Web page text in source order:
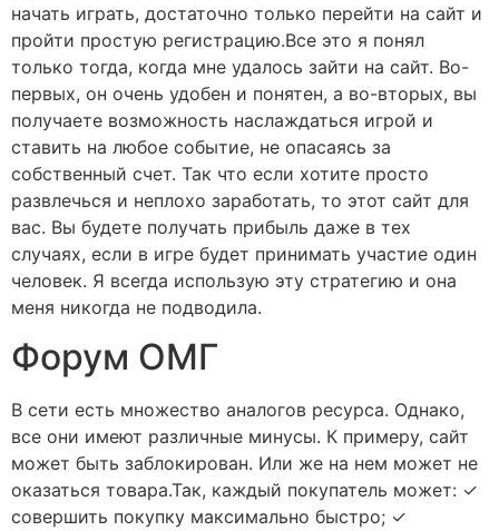
начать играть, достаточно только перейти на сайт и
пройти простую регистрацию.Все это я понял
только тогда, когда мне удалось зайти на сайт. Во-
первых, он очень удобен и понятен, а во-вторых, вы
получаете возможность наслаждаться игрой и
ставить на любое событие, не опасаясь за
собственный счет. Так что если хотите просто
развлечься и неплохо заработать, то этот сайт для
вас. Вы будете получать прибыль даже в тех
случаях, если в игре будет принимать участие один
человек. Я всегда использую эту стратегию и она
меня никогда не подводила.
Форум ОМГ
В сети есть множество аналогов ресурса. Однако,
все они имеют различные минусы. К примеру, сайт
может быть заблокирован. Или же на нем может не
оказаться товара.Так, каждый покупатель может: ✓
совершить покупку максимально быстро; ✓